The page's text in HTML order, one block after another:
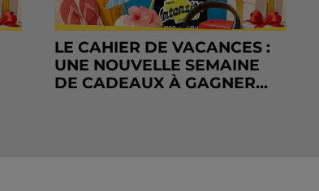
LE CAHIER DE VACANCES :
UNE NOUVELLE SEMAINE
DE CADEAUX À GAGNER...